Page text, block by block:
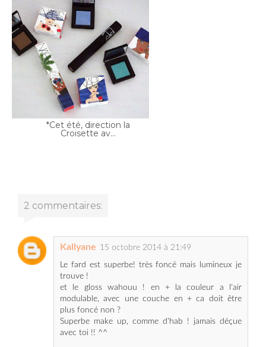
*Cet été, direction la
Croisette av...
Kallyane 15 octobre 2014 à 21:49
trouve !
et le gloss wahouu ! en + la couleur a l'air
plus foncé non ?
avec toi !! ^^
xx
Répondre